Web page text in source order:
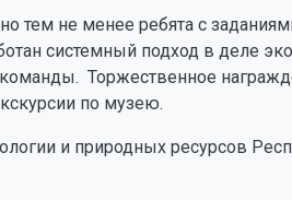
тем не менее ребята с
системный подход в деле
команды. Торжественное
по музею.
и природных ресурсов